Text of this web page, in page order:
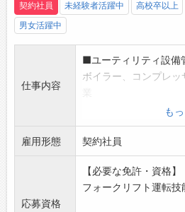
契約社員 未経験者活躍中
高校卒以上
男女活躍中
仕事内容
■ユーティリティ設備
ボイラー、コンプレ
ボイラー、コンプレ
検
ボイラー、コンプレッ
保全・LNG受け
入れ作業・ユーティリ
■廃棄物対応
も
雇用形態 契約社員
応募資格
【必要な免許・資格】
フォークリフト運転技